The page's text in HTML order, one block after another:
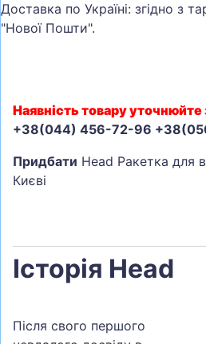
Доставка по Україні: згідно з
"Нової Пошти".
Наявність товару
+38(044) 456-72-96
Придбати Head Ракетка для
Києві
Історія Head
Після свого першого